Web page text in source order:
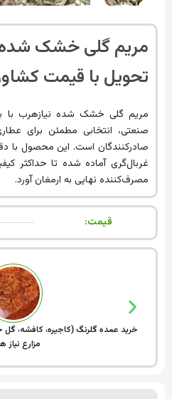
مریم گلی خشک شده |
تحویل با قیمت
مریم گلی خشک شده نیازهرب با
صنعتی، انتخابی مطمئن برای
صادرکنندگان است. این محصول
غربال‌گری آماده شده تا حداکثر
مصرف‌کننده نهایی به ارمغان آورد.
قیمت:
خرید عمده گلرنگ (کاجیره، کافشه،
مزارع نیاز